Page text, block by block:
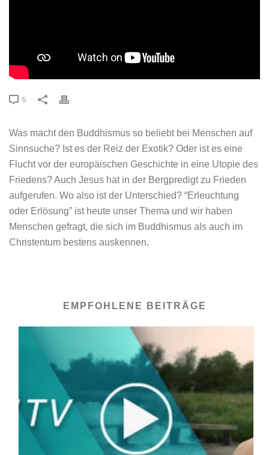
5
Was macht den Buddhismus so beliebt bei Menschen auf
Sinnsuche? Ist es der Reiz der Exotik? Oder ist es eine
Flucht vor der europäischen Geschichte in eine Utopie des
Friedens? Auch Jesus hat in der Bergpredigt zu Frieden
aufgerufen. Wo also ist der Unterschied? “Erleuchtung
oder Erlösung” ist heute unser Thema und wir haben
Menschen gefragt, die sich im Buddhismus als auch im
Christentum bestens auskennen.
EMPFOHLENE BEITRÄGE